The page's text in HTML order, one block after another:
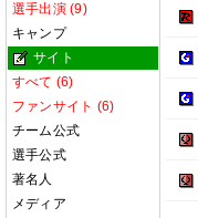
選手出演 (9)
キャンプ
サイト
すべて (6)
ファンサイト (6)
チーム公式
選手公式
著名人
メディア